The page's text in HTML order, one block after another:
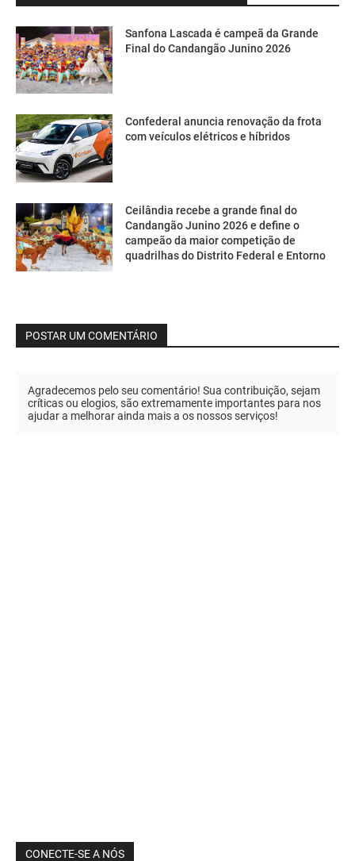
Sanfona Lascada é campeã da Grande
Final do Candangão Junino 2026
Confederal anuncia renovação da frota
com veículos elétricos e híbridos
Ceilândia recebe a grande final do
Candangão Junino 2026 e define o
campeão da maior competição de
quadrilhas do Distrito Federal e Entorno
POSTAR UM COMENTÁRIO
Agradecemos pelo seu comentário! Sua contribuição, sejam
críticas ou elogios, são extremamente importantes para nos
ajudar a melhorar ainda mais a os nossos serviços!
CONECTE-SE A NÓS